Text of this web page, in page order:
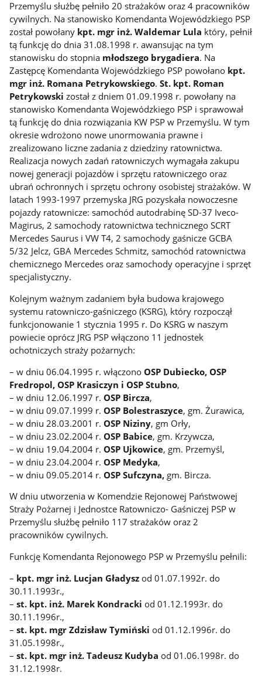
Przemyślu służbę pełniło 20 strażaków oraz 4 pracowników
cywilnych. Na stanowisko Komendanta Wojewódzkiego PSP
został powołany kpt. mgr inż. Waldemar Lula który, pełnił
tą funkcję do dnia 31.08.1998 r. awansując na tym
stanowisku do stopnia młodszego brygadiera. Na
Zastępcę Komendanta Wojewódzkiego PSP powołano kpt.
mgr inż. Romana Petrykowskiego.St. kpt. Roman
Petrykowski został z dniem 01.09.1998 r. powołany na
stanowisko Komendanta Wojewódzkiego PSP i sprawował
tą funkcję do dnia rozwiązania KW PSP w Przemyślu. W tym
okresie wdrożono nowe unormowania prawne i
zrealizowano liczne zadania z dziedziny ratownictwa.
Realizacja nowych zadań ratowniczych wymagała zakupu
nowej generacji pojazdów i sprzętu ratowniczego oraz
ubrań ochronnych i sprzętu ochrony osobistej strażaków. W
latach 1993-1997 przemyska JRG pozyskała nowoczesne
pojazdy ratownicze: samochód autodrabinę SD-37 Iveco-
Magirus, 2 samochody ratownictwa technicznego SCRT
Mercedes Saurus i VW T4, 2 samochody gaśnicze GCBA
5/32 Jelcz, GBA Mercedes Schmitz, samochód ratownictwa
chemicznego Mercedes oraz samochody operacyjne i sprzęt
specjalistyczny.
Kolejnym ważnym zadaniem była budowa krajowego
systemu ratowniczo-gaśniczego (KSRG), który rozpoczął
funkcjonowanie 1 stycznia 1995 r. Do KSRG w naszym
powiecie oprócz JRG PSP włączono 11 jednostek
ochotniczych straży pożarnych:
– w dniu 06.04.1995 r. włączonoOSP Dubiecko, OSP
Fredropol, OSP Krasiczyn i OSP Stubno,
– w dniu 12.06.1997 r.OSP Bircza,
– w dniu 09.07.1999 r.OSP Bolestraszyce, gm. Żurawica,
– w dniu 28.03.2001 r.OSP Niziny, gm Orły,
– w dniu 23.02.2004 r.OSP Babice, gm. Krzywcza,
– w dniu 19.04.2004 r.OSP Ujkowice, gm. Przemyśl,
– w dniu 23.04.2004 r.OSP Medyka,
– w dniu 09.05.2014 r.OSP Sufczyna, gm. Bircza.
W dniu utworzenia w Komendzie Rejonowej Państwowej
Straży Pożarnej i Jednostce Ratowniczo- Gaśniczej PSP w
Przemyślu służbę pełniło 117 strażaków oraz 2
pracowników cywilnych.
Funkcję Komendanta Rejonowego PSP w Przemyślu pełnili:
– kpt. mgr inż. Lucjan Gładysz od 01.07.1992r. do
30.11.1993r.,
–st. kpt. inż. Marek Kondracki od 01.12.1993r. do
30.11.1996r.,
–st. kpt. mgr Zdzisław Tymiński od 01.12.1996r. do
31.05.1998r.,
–st. kpt. mgr inż. Tadeusz Kudyba od 01.06.1998r. do
31.12.1998r.